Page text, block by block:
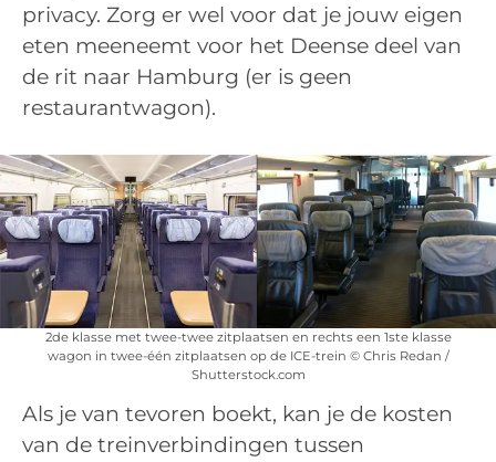
privacy. Zorg er wel voor dat je jouw eigen
eten meeneemt voor het Deense deel van
de rit naar Hamburg (er is geen
restaurantwagon).
2de klasse met twee-twee zitplaatsen en rechts een 1ste klasse
wagon in twee-één zitplaatsen op de ICE-trein © Chris Redan /
Shutterstock.com
Als je van tevoren boekt, kan je de kosten
van de treinverbindingen tussen